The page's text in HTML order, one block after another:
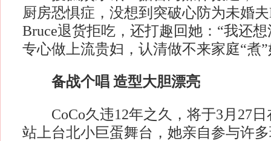
厨房恐惧症，没想到突破心防为未婚
Bruce退货拒吃，还打趣回她：“我还想
专心做上流贵妇，认清做不来家庭“煮
备战个唱 造型大胆漂亮
CoCo久违12年之久，将于3月27日
站上台北小巨蛋舞台，她亲自参与许